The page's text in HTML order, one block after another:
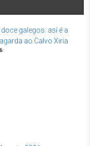
galegos: así é a
ao Calvo Xiria